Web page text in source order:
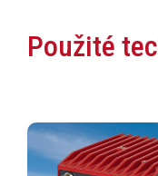
Použité